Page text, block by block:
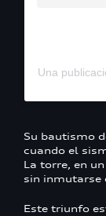
Una
Su bautismo
cuando el
La torre, en
sin inmutarse
Este triunfo